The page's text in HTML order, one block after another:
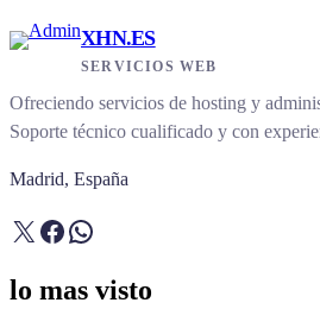
XHN.ES
SERVICIOS WEB
Ofreciendo servicios de hosting y
Soporte técnico cualificado y con
Madrid, España
X Facebook
WhatsApp
lo mas visto